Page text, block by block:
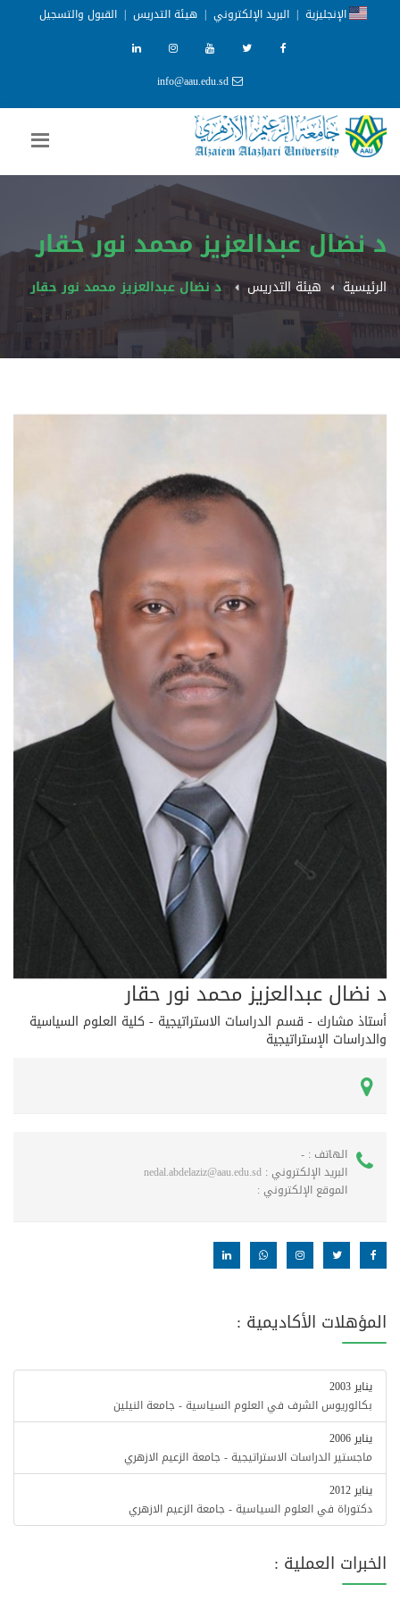
الإنجليزية | البريد الإلكتروني | هيئة التدريس | القبول والتسجيل
د نضال عبدالعزيز محمد نور حقار
الرئيسية هيئة التدريس د نضال عبدالعزيز محمد نور حقار
د نضال عبدالعزيز محمد نور حقار
أستاذ مشارك - قسم الدراسات الاستراتيجية - كلية العلوم السياسية
والدراسات الإستراتيجية
الهاتف : -
البريد الإلكتروني : nedal.abdelaziz@aau.edu.sd
الموقع الإلكتروني :
المؤهلات الأكاديمية :
يناير 2003
بكالوريوس الشرف في العلوم السياسية - جامعة النيلين
يناير 2006
ماجستير الدراسات الاستراتيجية - جامعة الزعيم الازهري
يناير 2012
دكتوراة في العلوم السياسية - جامعة الزعيم الازهري
الخبرات العملية :